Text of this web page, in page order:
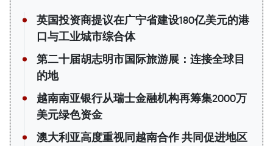
英国投资商提议在广宁省建设180亿美元的港
口与工业城市综合体
第二十届胡志明市国际旅游展：连接全球目
的地
越南南亚银行从瑞士金融机构再筹集2000万
美元绿色资金
澳大利亚高度重视同越南合作 共同促进地区